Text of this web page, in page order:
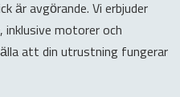
är avgörande. Vi erbjuder
inklusive motorer och
att din utrustning fungerar